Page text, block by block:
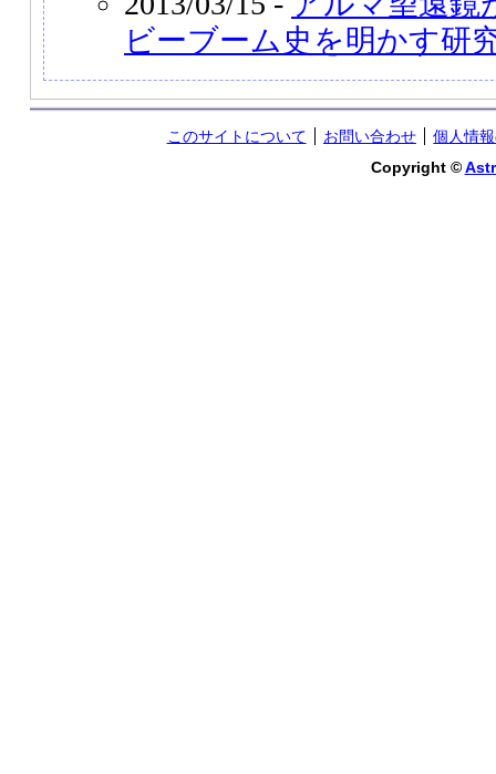
ビーブーム史を明かす研
このサイトについて お問い合わせ
個人情
Copyright ©